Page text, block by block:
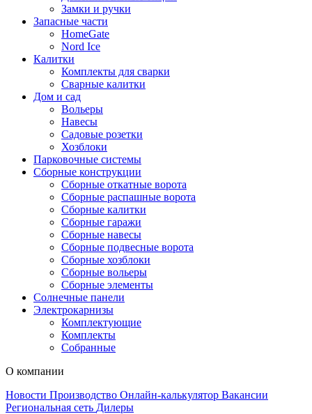
Замки и ручки
Запасные части
HomeGate
Nord Ice
Калитки
Комплекты для сварки
Сварные калитки
Дом и сад
Вольеры
Навесы
Садовые розетки
Хозблоки
Парковочные системы
Сборные конструкции
Сборные откатные ворота
Сборные распашные ворота
Сборные калитки
Сборные гаражи
Сборные навесы
Сборные подвесные ворота
Сборные хозблоки
Сборные вольеры
Сборные элементы
Солнечные панели
Электрокарнизы
Комплектующие
Комплекты
Собранные
О компании
Новости Производство Онлайн-калькулятор Вакансии
Региональная сеть Дилеры